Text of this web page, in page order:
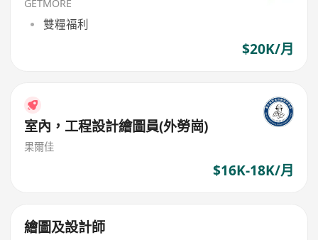
GETMORE
雙糧福利
$20K/月
室內，工程設計繪圖員(外勞崗)
果爾佳
$16K-18K/月
繪圖及設計師